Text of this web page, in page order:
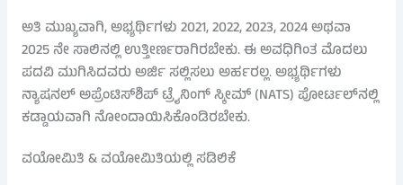
ಅತಿ ಮುಖ್ಯವಾಗಿ, ಅಭ್ಯರ್ಥಿಗಳು 2021, 2022, 2023, 2024 ಅಥವಾ
2025 ನೇ ಸಾಲಿನಲ್ಲಿ ಉತ್ತೀರ್ಣರಾಗಿರಬೇಕು. ಈ ಅವಧಿಗಿಂತ ಮೊದಲು
ಪದವಿ ಮುಗಿಸಿದವರು ಅರ್ಜಿ ಸಲ್ಲಿಸಲು ಅರ್ಹರಲ್ಲ. ಅಭ್ಯರ್ಥಿಗಳು
ನ್ಯಾಷನಲ್ ಅಪ್ರೆಂಟಿಸ್‌ಶಿಪ್ ಟ್ರೈನಿಂಗ್ ಸ್ಕೀಮ್ (NATS) ಪೋರ್ಟಲ್‌ನಲ್ಲಿ
ಕಡ್ಡಾಯವಾಗಿ ನೋಂದಾಯಿಸಿಕೊಂಡಿರಬೇಕು.
ವಯೋಮಿತಿ & ವಯೋಮಿತಿಯಲ್ಲಿ ಸಡಿಲಿಕೆ